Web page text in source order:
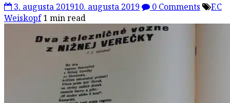
3. augusta 201910. augusta 2019 0 Comments
F.C
Weiskopf 1 min read